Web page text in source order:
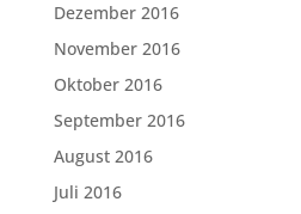
Dezember 2016
November 2016
Oktober 2016
September 2016
August 2016
Juli 2016